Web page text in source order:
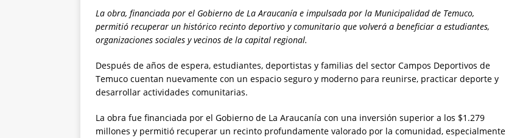
La obra, financiada por el Gobierno de La Araucanía e impulsada por la Municipalidad de Temuco,
permitió recuperar un histórico recinto deportivo y comunitario que volverá a beneficiar a estudiantes,
organizaciones sociales y vecinos de la capital regional.
Después de años de espera, estudiantes, deportistas y familias del sector Campos Deportivos de
Temuco cuentan nuevamente con un espacio seguro y moderno para reunirse, practicar deporte y
desarrollar actividades comunitarias.
La obra fue financiada por el Gobierno de La Araucanía con una inversión superior a los $1.279
millones y permitió recuperar un recinto profundamente valorado por la comunidad, especialmente